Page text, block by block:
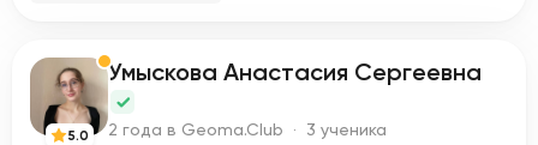
У
5.0
Умыскова Анастасия Сергеевна
2 года в Geoma.Club · 3 ученика